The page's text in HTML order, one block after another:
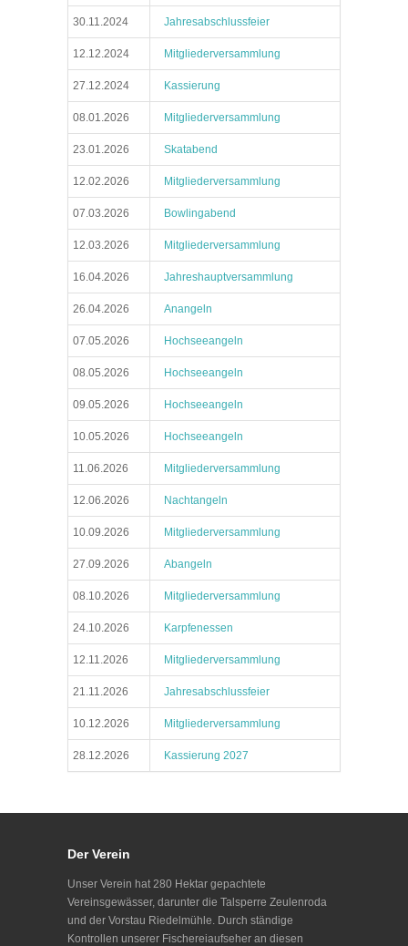
30.11.2024 Jahresabschlussfeier
12.12.2024 Mitgliederversammlung
27.12.2024 Kassierung
08.01.2026 Mitgliederversammlung
23.01.2026 Skatabend
12.02.2026 Mitgliederversammlung
07.03.2026 Bowlingabend
12.03.2026 Mitgliederversammlung
16.04.2026 Jahreshauptversammlung
26.04.2026 Anangeln
07.05.2026 Hochseeangeln
08.05.2026 Hochseeangeln
09.05.2026 Hochseeangeln
10.05.2026 Hochseeangeln
11.06.2026 Mitgliederversammlung
12.06.2026 Nachtangeln
10.09.2026 Mitgliederversammlung
27.09.2026 Abangeln
08.10.2026 Mitgliederversammlung
24.10.2026 Karpfenessen
12.11.2026 Mitgliederversammlung
21.11.2026 Jahresabschlussfeier
10.12.2026 Mitgliederversammlung
28.12.2026 Kassierung 2027
Der Verein
Unser Verein hat 280 Hektar gepachtete
Vereinsgewässer, darunter die Talsperre Zeulenroda
und der Vorstau Riedelmühle. Durch ständige
Kontrollen unserer Fischereiaufseher an diesen